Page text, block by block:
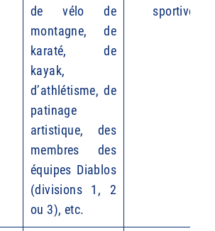
de vélo de
montagne, de
karaté, de
kayak,
d’athlétisme, de
patinage
artistique, des
membres des
équipes Diablos
(divisions 1, 2
ou 3), etc.
sportive